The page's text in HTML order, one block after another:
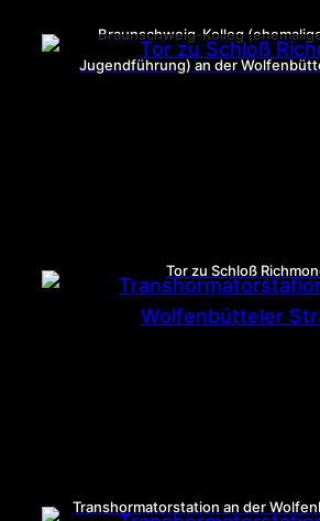
Braunschweig-Kolleg
Jugendführung) an der
Tor zu Schloß
Transhormatorstation an der